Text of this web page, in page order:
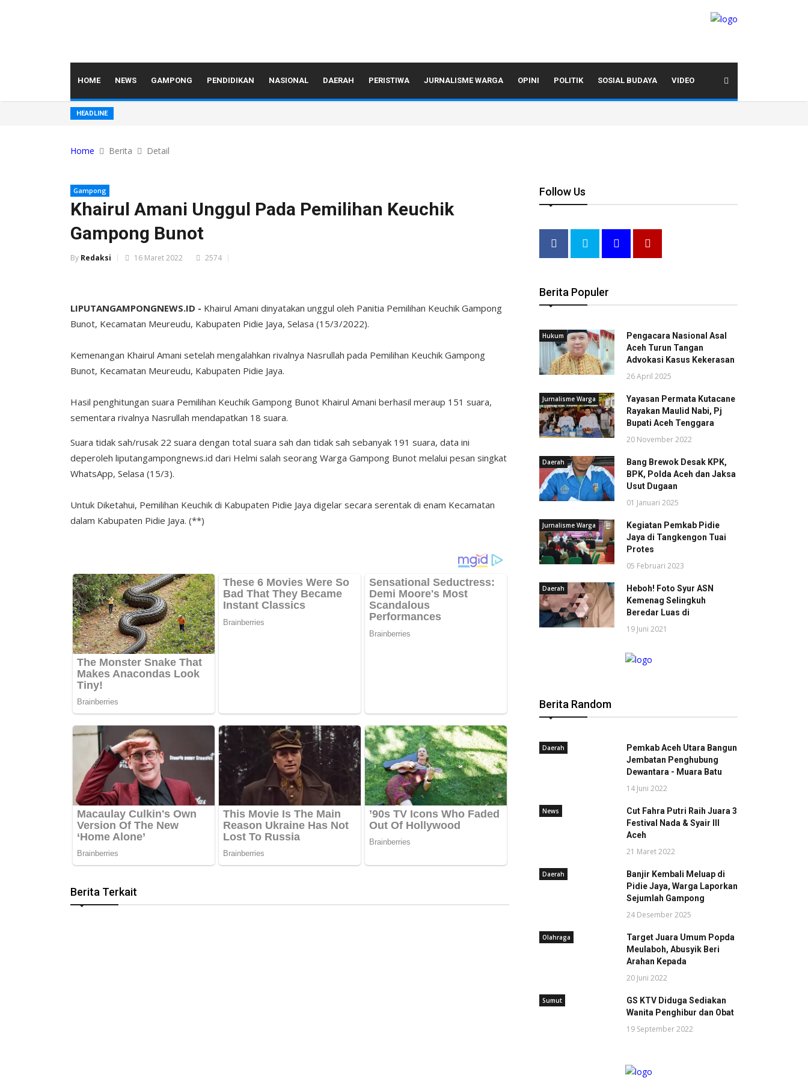
HOME NEWS GAMPONG PENDIDIKAN NASIONAL DAERAH PERISTIWA JURNALISME WARGA OPINI POLITIK SOSIAL BUDAYA VIDEO
HEADLINE
Home Berita Detail
Gampong
Khairul Amani Unggul Pada Pemilihan Keuchik
Gampong Bunot
By Redaksi 16 Maret 2022 2574
LIPUTANGAMPONGNEWS.ID - Khairul Amani dinyatakan unggul oleh Panitia Pemilihan Keuchik Gampong
Bunot, Kecamatan Meureudu, Kabupaten Pidie Jaya, Selasa (15/3/2022).
Kemenangan Khairul Amani setelah mengalahkan rivalnya Nasrullah pada Pemilihan Keuchik Gampong
Bunot, Kecamatan Meureudu, Kabupaten Pidie Jaya.
Hasil penghitungan suara Pemilihan Keuchik Gampong Bunot Khairul Amani berhasil meraup 151 suara,
sementara rivalnya Nasrullah mendapatkan 18 suara.
Suara tidak sah/rusak 22 suara dengan total suara sah dan tidak sah sebanyak 191 suara, data ini
deperoleh liputangampongnews.id dari Helmi salah seorang Warga Gampong Bunot melalui pesan singkat
WhatsApp, Selasa (15/3).
Untuk Diketahui, Pemilihan Keuchik di Kabupaten Pidie Jaya digelar secara serentak di enam Kecamatan
dalam Kabupaten Pidie Jaya. (**)
Berita Terkait
Follow Us
Berita Populer
Hukum
Pengacara Nasional Asal
Aceh Turun Tangan
Advokasi Kasus Kekerasan
26 April 2025
Jurnalisme Warga
Yayasan Permata Kutacane
Rayakan Maulid Nabi, Pj
Bupati Aceh Tenggara
20 November 2022
Daerah
Bang Brewok Desak KPK,
BPK, Polda Aceh dan Jaksa
Usut Dugaan
01 Januari 2025
Jurnalisme Warga
Kegiatan Pemkab Pidie
Jaya di Tangkengon Tuai
Protes
05 Februari 2023
Daerah
Heboh! Foto Syur ASN
Kemenag Selingkuh
Beredar Luas di
19 Juni 2021
Berita Random
Daerah
Pemkab Aceh Utara Bangun
Jembatan Penghubung
Dewantara - Muara Batu
14 Juni 2022
News
Cut Fahra Putri Raih Juara 3
Festival Nada & Syair III
Aceh
21 Maret 2022
Daerah
Banjir Kembali Meluap di
Pidie Jaya, Warga Laporkan
Sejumlah Gampong
24 Desember 2025
Olahraga
Target Juara Umum Popda
Meulaboh, Abusyik Beri
Arahan Kepada
20 Juni 2022
Sumut
GS KTV Diduga Sediakan
Wanita Penghibur dan Obat
19 September 2022